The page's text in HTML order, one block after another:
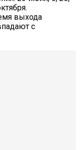
выхода
с